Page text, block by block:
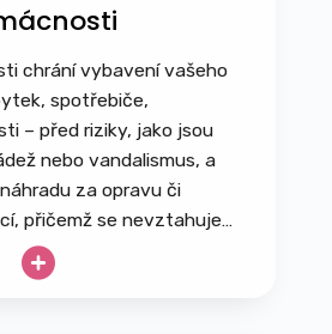
chrání vybavení vašeho
spotřebiče,
– před riziky, jako jsou
nebo vandalismus, a
za opravu či
přičemž se nevztahuje
ani úmyslné poškození.